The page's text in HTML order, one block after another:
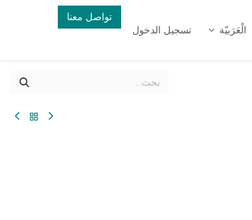
الْعَرَبيّة تسجيل الدخول
تواصل معنا